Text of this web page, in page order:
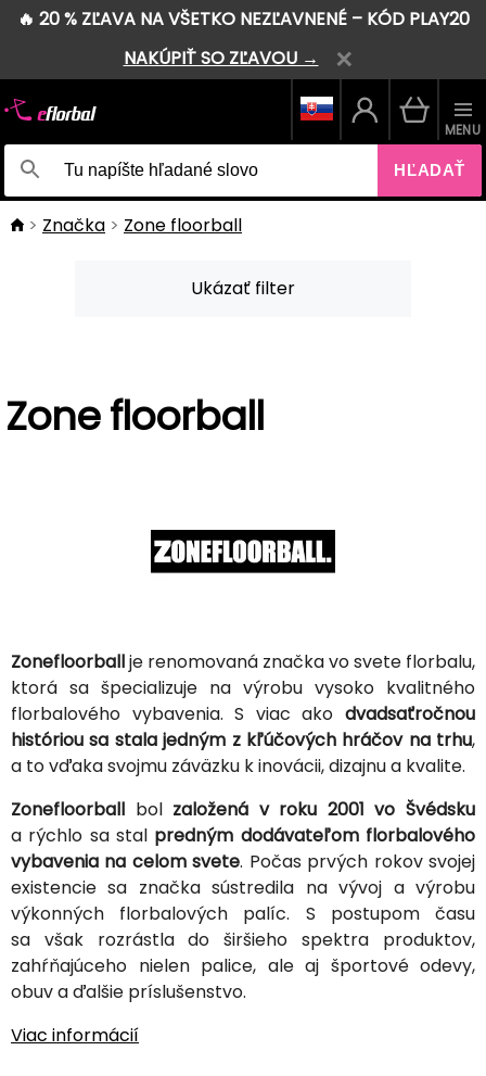
🔥 20 % ZĽAVA NA VŠETKO NEZĽAVNENÉ – KÓD PLAY20
NAKÚPIŤ SO ZĽAVOU →
HĽADAŤ
MENU
Značka Zone floorball
Ukázať filter
Zone floorball
Zonefloorballje renomovaná značka vo svete florbalu,
ktorá sa špecializuje na výrobu vysoko kvalitného
florbalového vybavenia. S viac ako dvadsaťročnou
históriou sa stala jedným z kľúčových hráčov na trhu,
a to vďaka svojmu záväzku k inovácii, dizajnu a kvalite.
Zonefloorball bol založená v roku 2001 vo Švédsku
a rýchlo sa stal predným dodávateľom florbalového
vybavenia na celom svete. Počas prvých rokov svojej
existencie sa značka sústredila na vývoj a výrobu
výkonných florbalových palíc. S postupom času
sa však rozrástla do širšieho spektra produktov,
zahŕňajúceho nielen palice, ale aj športové odevy,
obuv a ďalšie príslušenstvo.
Viac informácií